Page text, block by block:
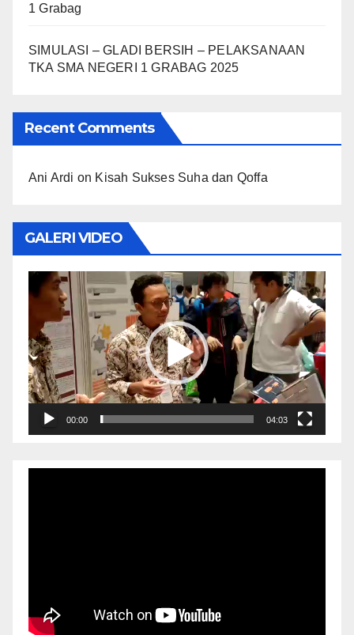
1 Grabag
SIMULASI – GLADI BERSIH – PELAKSANAAN
TKA SMA NEGERI 1 GRABAG 2025
Recent Comments
Ani Ardi on Kisah Sukses Suha dan Qoffa
GALERI VIDEO
Video
Player
00:00 04:03